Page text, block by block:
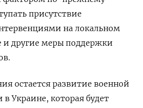
присутствие
на локальном
другие меры поддержки
остается развитие военной
Украине, которая будет